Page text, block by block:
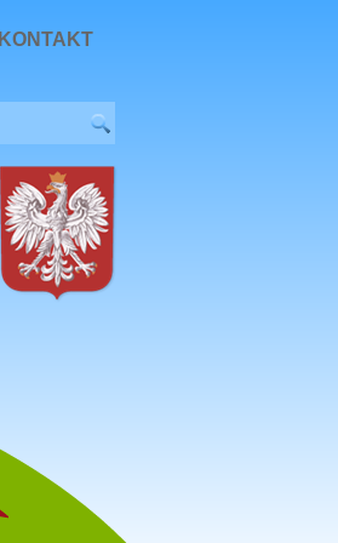
KONTAKT